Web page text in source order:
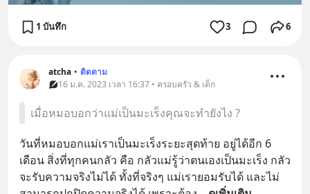
1 บันทึก 3 6
atcha • ติดตาม
16 ม.ค. 2023 เวลา 16:37 • ครอบครัว & เด็ก
เมื่อหมอบอกว่าแม่เป็นมะเร็งคุณจะทำยังไง ?
วันที่หมอบอกแม่เราเป็นมะเร็งระยะสุดท้าย อยู่ได้อีก 6
เดือน สิ่งที่ทุกคนกลัว คือ กลัวแม่รู้ว่าตนเองเป็นมะเร็ง กลัว
จะรับความจริงไม่ได้ ทั้งที่จริงๆ แม่เรายอมรับได้ และไม่